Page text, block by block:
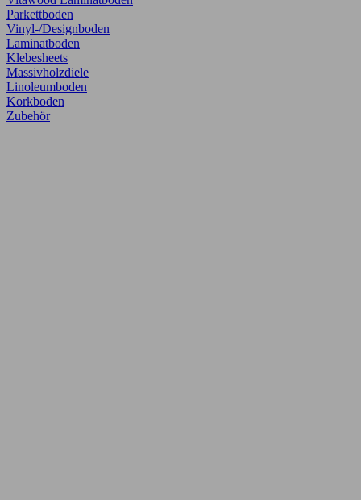
Parkettboden
Vinyl-/Designboden
Laminatboden
Klebesheets
Massivholzdiele
Linoleumboden
Korkboden
Zubehör